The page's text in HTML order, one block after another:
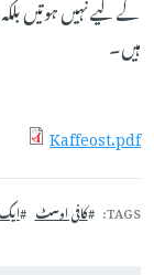
کے لیے نہیں ہوتیں
ہیں۔
Kaffeost.pdf
TAGS کافی اوسٹ